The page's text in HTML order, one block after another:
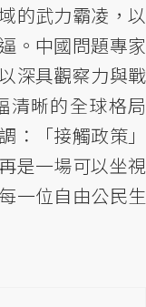
的武力霸凌，以
。中國問題專家
深具觀察力與戰
清晰的全球格局
：「接觸政策」
是一場可以坐視
一位自由公民生